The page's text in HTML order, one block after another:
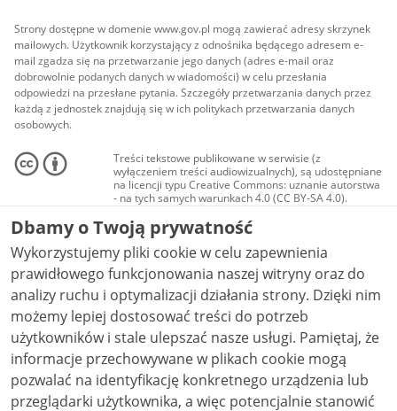
Strony dostępne w domenie www.gov.pl mogą zawierać adresy skrzynek
mailowych. Użytkownik korzystający z odnośnika będącego adresem e-
mail zgadza się na przetwarzanie jego danych (adres e-mail oraz
dobrowolnie podanych danych w wiadomości) w celu przesłania
odpowiedzi na przesłane pytania. Szczegóły przetwarzania danych przez
każdą z jednostek znajdują się w ich politykach przetwarzania danych
osobowych.
Treści tekstowe publikowane w serwisie (z
wyłączeniem treści audiowizualnych), są udostępniane
na licencji typu Creative Commons: uznanie autorstwa
- na tych samych warunkach 4.0 (CC BY-SA 4.0).
Materiały audiowizualne, w tym zdjęcia, materiały
audio i wideo, są udostępniane na licencji typu
Creative Commons: uznanie autorstwa użycie
niekomercyjne - bez utworów zależnych 4.0 (CC BY-
NC-ND 4.0), o ile nie jest to stwierdzone inaczej.
Dbamy o Twoją prywatność
Wykorzystujemy pliki cookie w celu zapewnienia
prawidłowego funkcjonowania naszej witryny oraz do
analizy ruchu i optymalizacji działania strony. Dzięki nim
możemy lepiej dostosować treści do potrzeb
użytkowników i stale ulepszać nasze usługi. Pamiętaj, że
informacje przechowywane w plikach cookie mogą
pozwalać na identyfikację konkretnego urządzenia lub
przeglądarki użytkownika, a więc potencjalnie stanowić